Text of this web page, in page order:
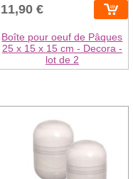
11,90 €
Boîte pour oeuf de Pâques
25 x 15 x 15 cm - Decora -
lot de 2